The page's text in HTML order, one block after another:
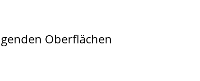
Oberflächen